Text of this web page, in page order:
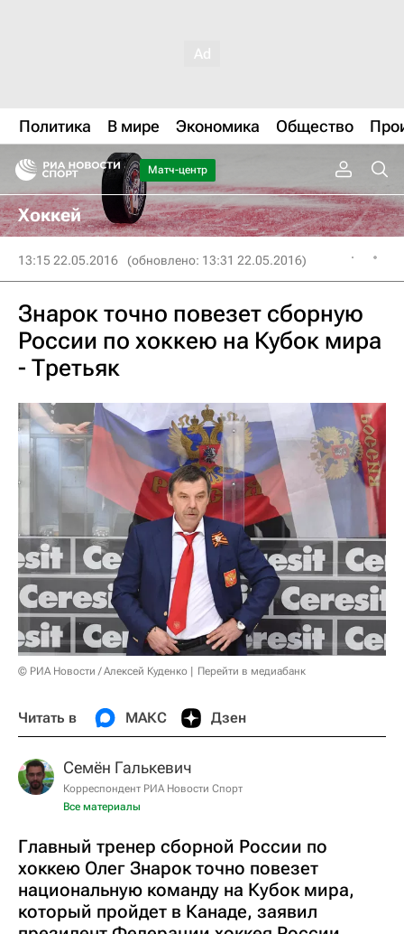
Политика В мире Экономика Общество
Матч-центр
Хоккей
13:15 22.05.2016 (обновлено: 13:31 22.05.2016)
Знарок точно повезет сборную
России по хоккею на Кубок мира
- Третьяк
© РИА Новости / Алексей Куденко Перейти в медиабанк
Читать в МАКС Дзен
Семён Галькевич
Корреспондент РИА Новости Спорт
Все материалы
Главный тренер сборной России по
хоккею Олег Знарок точно повезет
национальную команду на Кубок мира,
который пройдет в Канаде, заявил